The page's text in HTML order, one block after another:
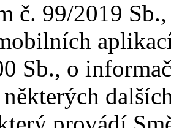
č. 99/2019
Sb., o
některých